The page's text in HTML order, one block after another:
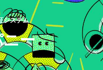
システム
ー